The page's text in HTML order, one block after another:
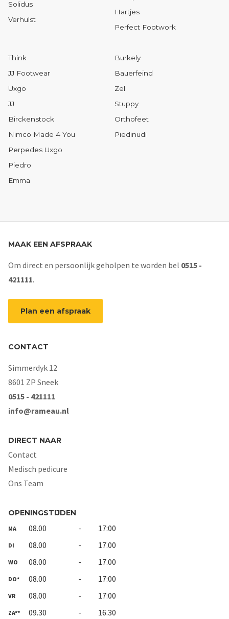
Solidus
Verhulst
Hartjes
Perfect Footwork
Think
JJ Footwear
Uxgo
JJ
Birckenstock
Nimco Made 4 You
Perpedes Uxgo
Piedro
Emma
Burkely
Bauerfeind
Zel
Stuppy
Orthofeet
Piedinudi
MAAK EEN AFSPRAAK
Om direct en persoonlijk geholpen te worden bel 0515 -
421111.
Plan een afspraak
CONTACT
Simmerdyk 12
8601 ZP Sneek
0515 - 421111
info@rameau.nl
DIRECT NAAR
Contact
Medisch pedicure
Ons Team
OPENINGSTIJDEN
MA 08.00 - 17:00
DI 08.00 - 17.00
WO 08.00 - 17.00
DO* 08.00 - 17:00
VR 08.00 - 17:00
ZA** 09.30 - 16.30